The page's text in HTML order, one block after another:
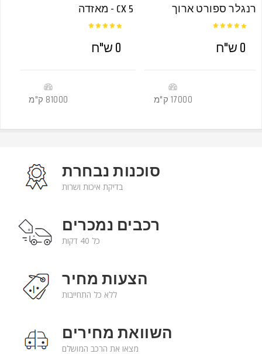
מאזדה - CX 5
0 ש"ח
81000 ק"מ 2018
0 ש"ח
17000 ק"מ
סוכנות נבחרת
בדיקת איכות ושרות
רכבים נמכרים
כל 40 דקות
הצעות מחיר
ללא כל התחייבות
השוואת מחירים
מצאו את הרכב המושלם